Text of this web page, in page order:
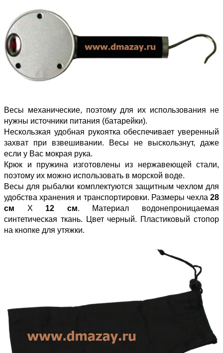
Весы механические, поэтому для их использования не
нужны источники питания (батарейки).
Нескользкая удобная рукоятка обеспечивает уверенный
захват при взвешивании. Весы не выскользнут, даже
если у Вас мокрая рука.
Крюк и пружина изготовлены из нержавеющей стали,
поэтому их можно использовать в морской воде.
Весы для рыбалки комплектуются защитным чехлом для
удобства хранения и транспортировки. Размеры чехла 28
см Х 12 см. Материал водонепроницаемая
синтетическая ткань. Цвет черный. Пластиковый стопор
на кнопке для утяжки.